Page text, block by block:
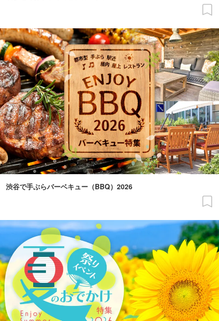
渋谷で手ぶらバーベキュー（BBQ）2026